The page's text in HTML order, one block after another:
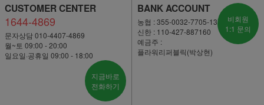
CUSTOMER CENTER
1644-4869
문자상담 010-4407-4869
월~토 09:00 - 20:00
일요일·공휴일 09:00 - 18:00
지금바로
전화하기
BANK ACCOUNT
농협 : 355-0032-7705-13
신한 : 110-427-887160
예금주 :
플라워리퍼블릭(박상현)
비회원
1:1 문의